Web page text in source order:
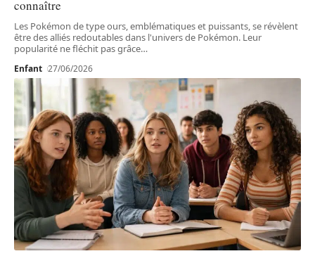
connaître
Les Pokémon de type ours, emblématiques et puissants, se révèlent
être des alliés redoutables dans l'univers de Pokémon. Leur
popularité ne fléchit pas grâce…
Enfant 27/06/2026